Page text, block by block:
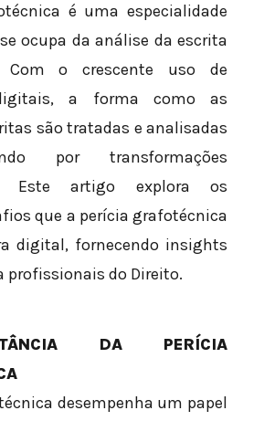
é uma especialidade
ocupa da análise da escrita
o crescente uso de
a forma como as
são tratadas e analisadas
por transformações
Este artigo explora os
que a perícia grafotécnica
digital, fornecendo insights
profissionais do Direito.
DA PERÍCIA
desempenha um papel